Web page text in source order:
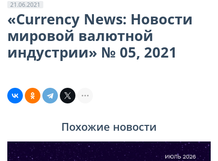
21.06.2021
«Currency News: Новости
мировой валютной
индустрии» № 05, 2021
Похожие новости